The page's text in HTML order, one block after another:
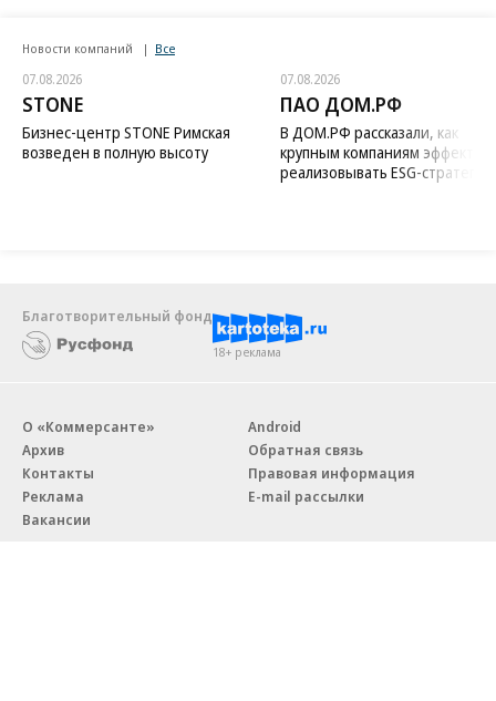
Новости компаний Все
07.08.2026
STONE
Бизнес-центр STONE Римская
возведен в полную высоту
07.08.2026
ПАО ДОМ.РФ
В ДОМ.РФ рассказали, как
крупным компаниям
реализовывать ESG-стратегию
Благотворительный фонд
18+ реклама
О «Коммерсанте»
Архив
Контакты
Реклама
Вакансии
Android
Обратная связь
Правовая информация
E-mail рассылки